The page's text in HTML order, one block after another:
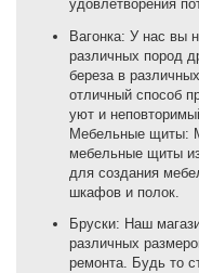
удовлетворения
Вагонка: У нас вы
различных пород
береза в
отличный способ
уют и
Мебельные щиты:
мебельные щиты
для создания
шкафов и полок.
Бруски: Наш
различных
ремонта. Будь то